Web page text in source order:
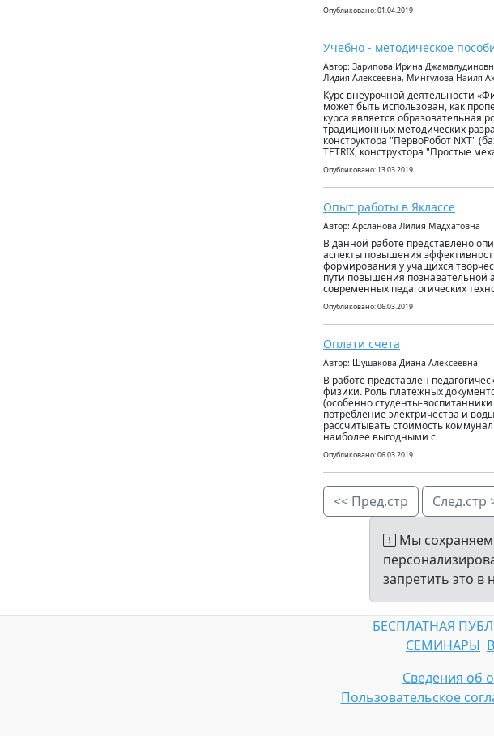
Опубликовано: 01.04.2019
Учебно - методическое
Автор: Зарипова Ирина
Лидия Алексеевна, Мингулова Наиля
Курс внеурочной деятельности
может быть использован, как
курса является образовательная
традиционных методических
конструктора "ПервоРобот NXT"
TETRIX, конструктора "Простые
Опубликовано: 13.03.2019
Опыт работы в Яклассе
Автор: Арсланова Лилия Мадхатовна
В данной работе представлено
аспекты повышения
формирования у учащихся
пути повышения познавательной
современных педагогических
Опубликовано: 06.03.2019
Оплати счета
Автор: Шушакова Диана Алексеевна
В работе представлен
физики. Роль платежных
(особенно студенты-
потребление электричества и
рассчитывать стоимость
наиболее выгодными с
Опубликовано: 06.03.2019
<< Пред.стр След.стр
Мы сохраняем
запретить это в
БЕСПЛАТНАЯ
СЕМИНАРЫ
Сведения об
Пользовательское